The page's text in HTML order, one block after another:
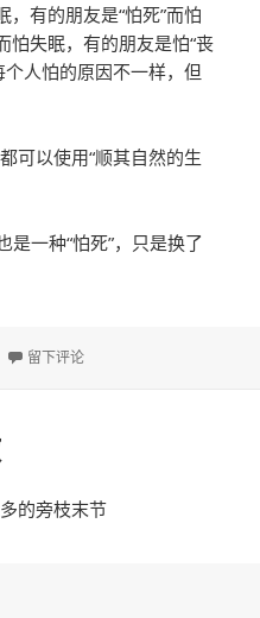
，有的朋友是“怕死”而怕
怕失眠，有的朋友是怕“丧
人怕的原因不一样，但
可以使用“顺其自然的生
是一种“怕死”，只是换了
于“怕”字的共性，自然疗法的通性
留下评论
的旁枝末节
≈不做